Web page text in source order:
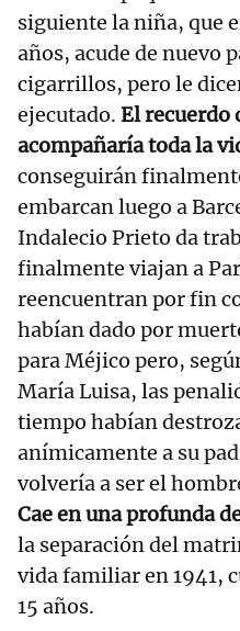
siguiente la niña, que
años, acude de nuevo
cigarrillos, pero le
ejecutado. El recuerdo
acompañaría toda la
conseguirán
embarcan luego a
Indalecio Prieto da
finalmente viajan a
reencuentran por fin
habían dado por
para Méjico pero,
María Luisa, las
tiempo habían
anímicamente a su
volvería a ser el
Cae en una profunda
la separación del
vida familiar en 1941,
15 años.